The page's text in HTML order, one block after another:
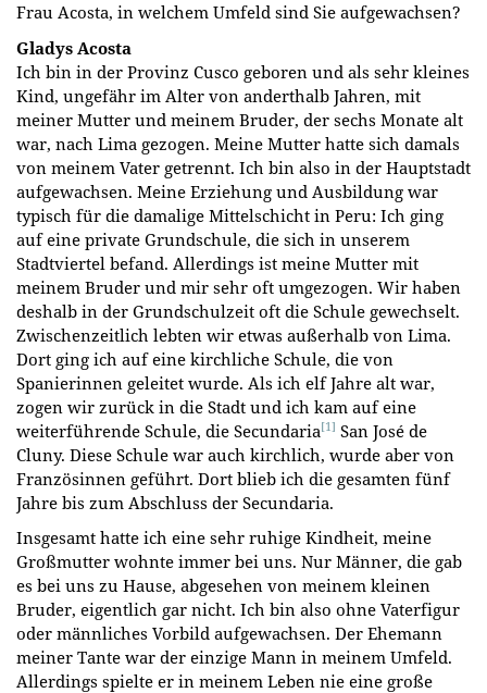
Frau Acosta, in welchem Umfeld sind Sie aufgewachsen?
Gladys Acosta
Ich bin in der Provinz Cusco geboren und als sehr kleines
Kind, ungefähr im Alter von anderthalb Jahren, mit
meiner Mutter und meinem Bruder, der sechs Monate alt
war, nach Lima gezogen. Meine Mutter hatte sich damals
von meinem Vater getrennt. Ich bin also in der Hauptstadt
aufgewachsen. Meine Erziehung und Ausbildung war
typisch für die damalige Mittelschicht in Peru: Ich ging
auf eine private Grundschule, die sich in unserem
Stadtviertel befand. Allerdings ist meine Mutter mit
meinem Bruder und mir sehr oft umgezogen. Wir haben
deshalb in der Grundschulzeit oft die Schule gewechselt.
Zwischenzeitlich lebten wir etwas außerhalb von Lima.
Dort ging ich auf eine kirchliche Schule, die von
Spanierinnen geleitet wurde. Als ich elf Jahre alt war,
zogen wir zurück in die Stadt und ich kam auf eine
weiterführende Schule, die Secundaria[1] San José de
Cluny. Diese Schule war auch kirchlich, wurde aber von
Französinnen geführt. Dort blieb ich die gesamten fünf
Jahre bis zum Abschluss der Secundaria.
Insgesamt hatte ich eine sehr ruhige Kindheit, meine
Großmutter wohnte immer bei uns. Nur Männer, die gab
es bei uns zu Hause, abgesehen von meinem kleinen
Bruder, eigentlich gar nicht. Ich bin also ohne Vaterfigur
oder männliches Vorbild aufgewachsen. Der Ehemann
meiner Tante war der einzige Mann in meinem Umfeld.
Allerdings spielte er in meinem Leben nie eine große